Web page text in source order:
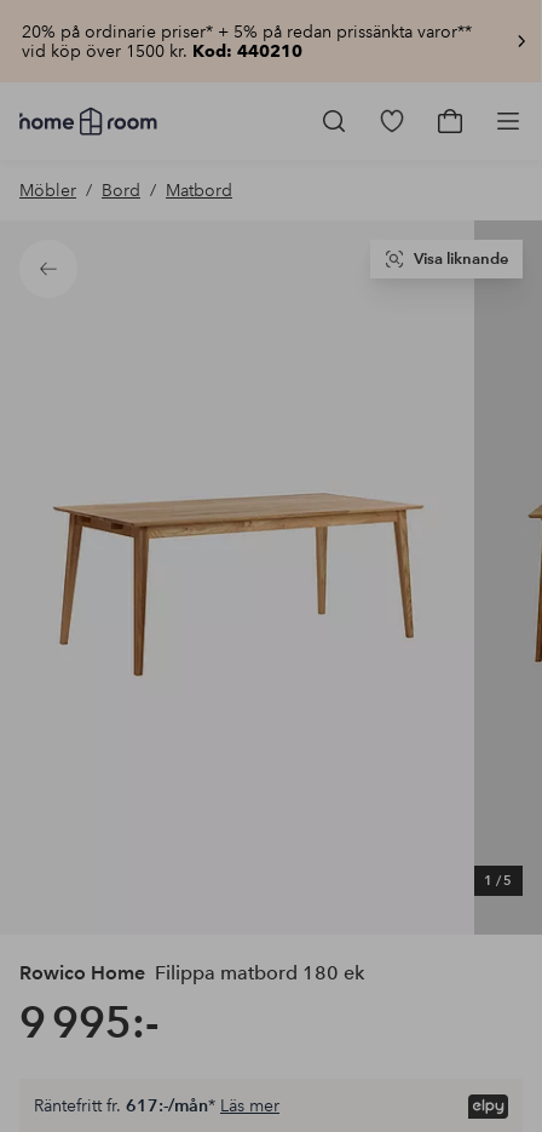
20% på ordinarie priser* + 5% på redan prissänkta varor**
vid köp över 1500 kr. Kod: 440210
Homeroom
–
hemmet
pris
Gå
Gå
Möbler Bord Matbord
Tillbaka
1 /5
Visa liknande
Rowico Home Filippa matbord 180 ek
9 995:-
Lägg i
Räntefritt fr. 617:-/mån* Läs mer